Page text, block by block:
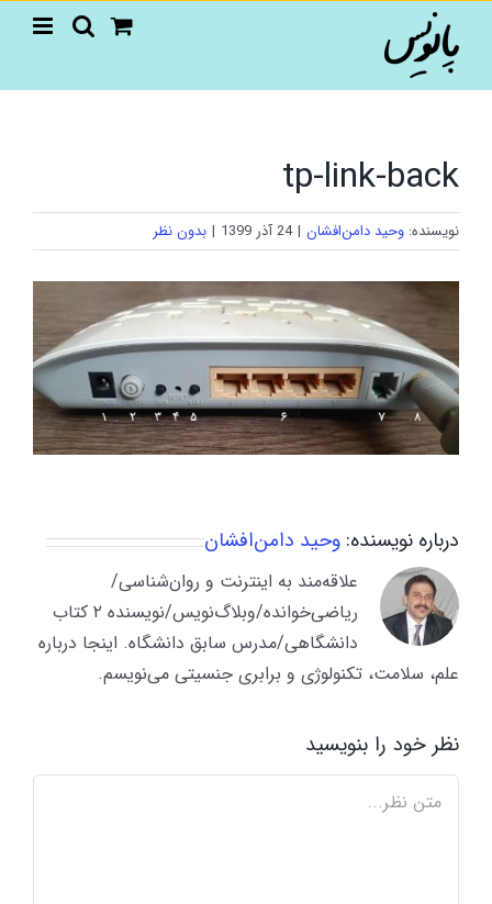
content
tp-link-back
نویسنده: وحید دامن‌افشان | 24 آذر 1399 | بدون نظر
درباره نویسنده: وحید دامن‌افشان
علاقه‌مند به اینترنت و روان‌شناسی/
ریاضی‌خوانده/وبلاگ‌نویس/نویسنده ۲ کتاب
دانشگاهی/مدرس سابق دانشگاه. اینجا درباره
علم، سلامت، تکنولوژی و برابری جنسیتی می‌نویسم.
نظر خود را بنویسید
Comment